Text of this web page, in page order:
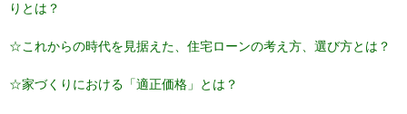
りとは？
☆これからの時代を見据えた、住宅ローンの考え方、選び方とは？
☆家づくりにおける「適正価格」とは？